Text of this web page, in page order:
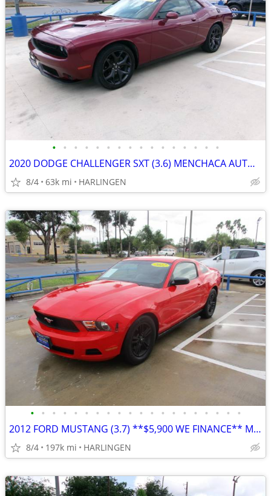
• • • • • • • • • • • • • • • •
2020 DODGE CHALLENGER SXT (3.6) MENCHACA AUTO SALES
8/4 63k mi HARLINGEN
• • • • • • • • • • • • • • • • • • • •
2012 FORD MUSTANG (3.7) **$5,900 WE FINANCE** MENCHACA AUTO SALES
8/4 197k mi HARLINGEN